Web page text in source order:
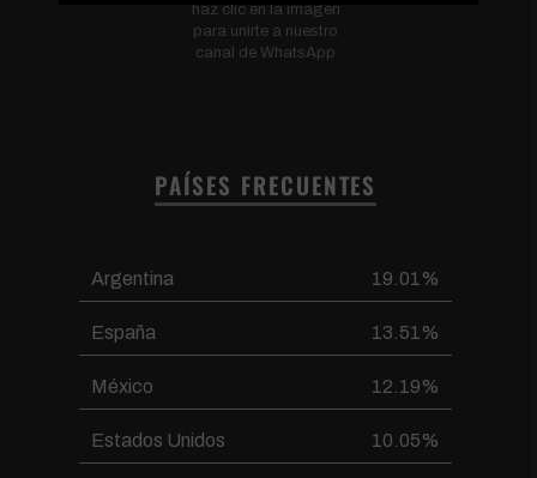
haz clic en la imagen
para unirte a nuestro
canal de WhatsApp
PAÍSES FRECUENTES
Argentina 19.01%
España 13.51%
México 12.19%
Estados Unidos 10.05%